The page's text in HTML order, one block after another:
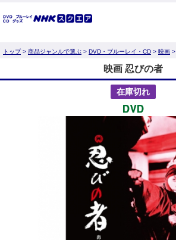
トップ> 商品ジャンルで選ぶ > DVD・ブルーレイ・CD > 映画 >
映画 忍びの者
在庫切れ